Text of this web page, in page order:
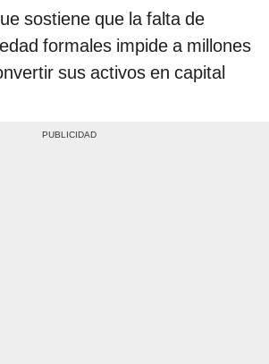
sostiene que la falta de
formales impide a millones
sus activos en capital